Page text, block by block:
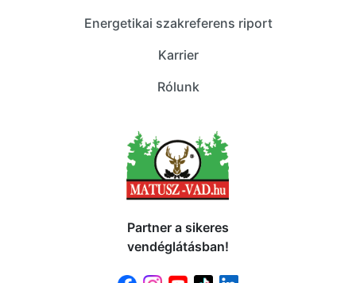
Energetikai szakreferens riport
Karrier
Rólunk
Partner a sikeres
vendéglátásban!